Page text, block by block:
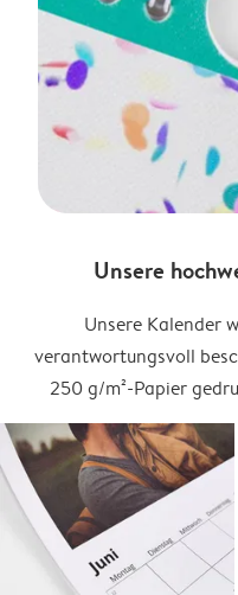
Unsere
Unsere Kalender
verantwortungsvoll
250 g/m²-Papier